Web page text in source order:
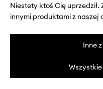
Niestety ktoś Cię
innymi produktami z naszej
Inne